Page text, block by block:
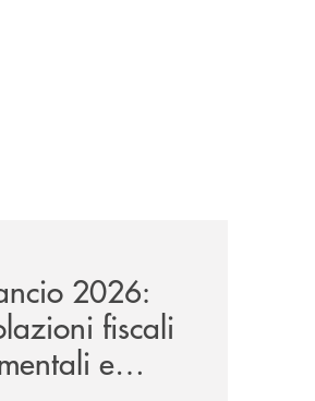
2026:
fiscali
e